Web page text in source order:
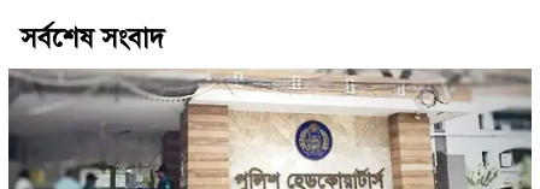
সর্বশেষ সংবাদ